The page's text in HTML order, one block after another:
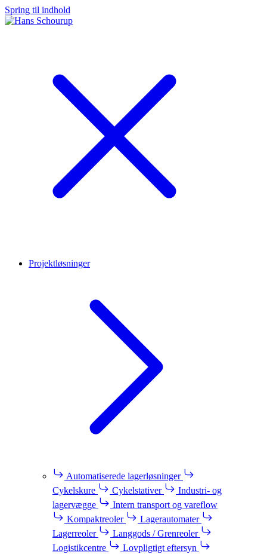
Spring til indhold
Projektløsninger
Automatiserede lagerløsninger
Cykelskure
Cykelstativer
Industri- og
lagervægge
Intern transport og vareflow
Kompaktreoler
Lagerautomater
Lagerreoler
Langgods / Grenreoler
Logistikcentre
Lovpligtigt eftersyn